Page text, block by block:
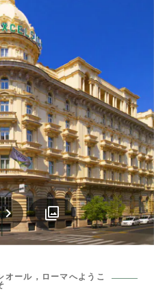
次へ
オール，ローマへようこ